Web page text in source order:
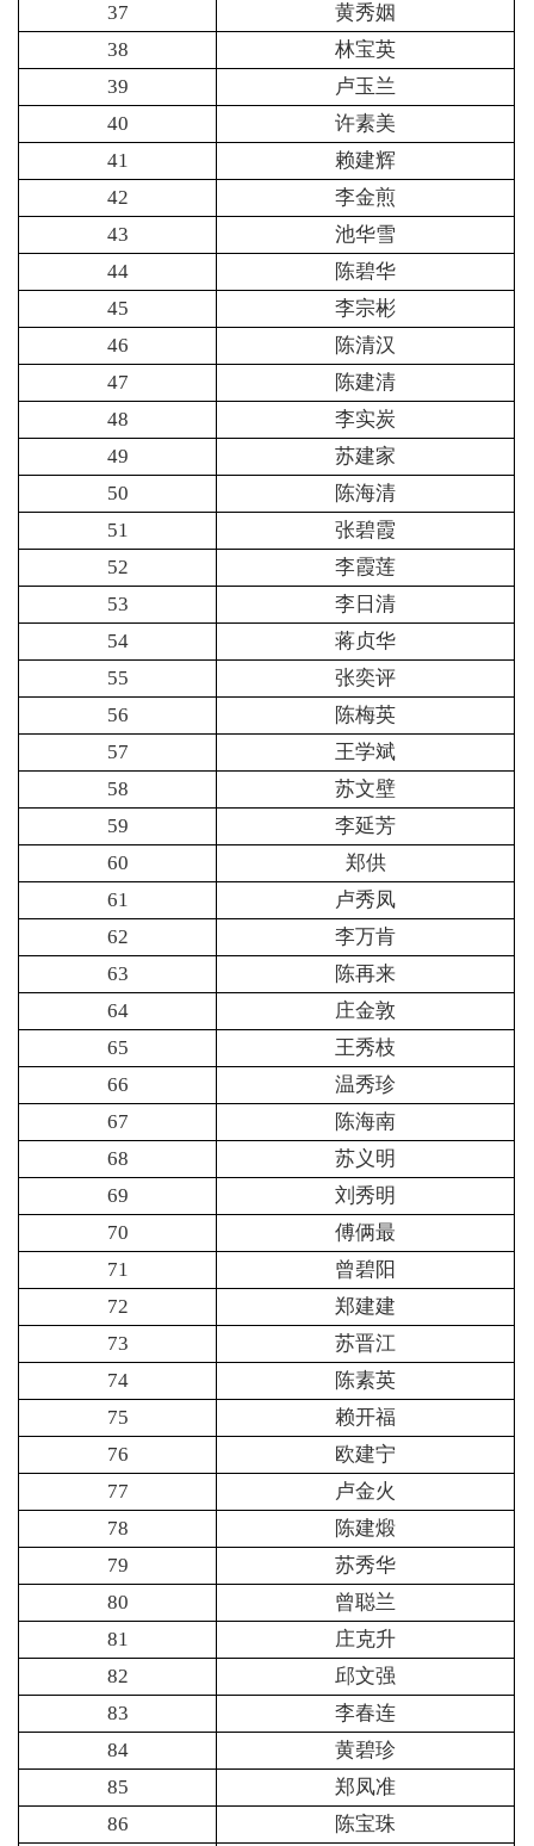
37
黄秀姻
38
林宝英
39
卢玉兰
40
许素美
41
赖建辉
42
李金煎
43
池华雪
44
陈碧华
45
李宗彬
46
陈清汉
47
陈建清
48
李实炭
49
苏建家
50
陈海清
51
张碧霞
52
李霞莲
53
李日清
54
蒋贞华
55
张奕评
56
陈梅英
57
王学斌
58
苏文壁
59
李延芳
60
郑供
61
卢秀凤
62
李万肯
63
陈再来
64
庄金敦
65
王秀枝
66
温秀珍
67
陈海南
68
苏义明
69
刘秀明
70
傅俩最
71
曾碧阳
72
郑建建
73
苏晋江
74
陈素英
75
赖开福
76
欧建宁
77
卢金火
78
陈建煅
79
苏秀华
80
曾聪兰
81
庄克升
82
邱文强
83
李春连
84
黄碧珍
85
郑凤准
86
陈宝珠